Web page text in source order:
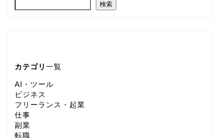
検索
カテゴリ 一覧
AI・ツール
ビジネス
フリーランス・起業
仕事
副業
転職